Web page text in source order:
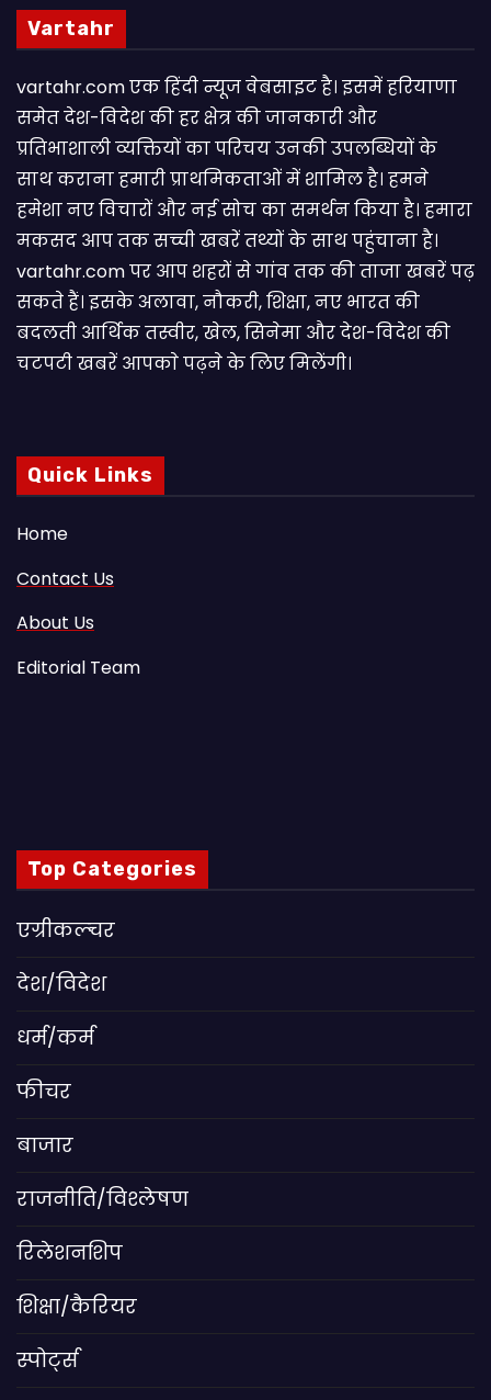
Vartahr
vartahr.com एक हिंदी न्यूज वेबसाइट है। इसमें हरियाणा
समेत देश-विदेश की हर क्षेत्र की जानकारी और
प्रतिभाशाली व्यक्तियों का परिचय उनकी उपलब्धियों के
साथ कराना हमारी प्राथमिकताओं में शामिल है। हमने
हमेशा नए विचारों और नई सोच का समर्थन किया है। हमारा
मकसद आप तक सच्ची खबरें तथ्यों के साथ पहुंचाना है।
vartahr.com पर आप शहरों से गांव तक की ताजा खबरें पढ़
सकते हैं। इसके अलावा, नौकरी, शिक्षा, नए भारत की
बदलती आर्थिक तस्वीर, खेल, सिनेमा और देश-विदेश की
चटपटी खबरें आपकाे पढ़ने के लिए मिलेंगी।
Quick Links
Home
Contact Us
About Us
Editorial Team
Top Categories
एग्रीकल्चर
देश/विदेश
धर्म/कर्म
फीचर
बाजार
राजनीति/विश्लेषण
रिलेशनशिप
शिक्षा/कैरियर
स्पोर्ट्स